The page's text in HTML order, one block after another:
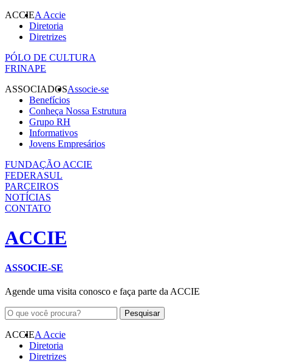
ACCIEA Accie
Diretoria
Diretrizes
PÓLO DE CULTURA
FRINAPE
ASSOCIADOSAssocie-se
Benefícios
Conheça Nossa Estrutura
Grupo RH
Informativos
Jovens Empresários
FUNDAÇÃO ACCIE
FEDERASUL
PARCEIROS
NOTÍCIAS
CONTATO
ACCIE
ASSOCIE-SE
Agende uma visita conosco e faça parte da ACCIE
ACCIEA Accie
Diretoria
Diretrizes